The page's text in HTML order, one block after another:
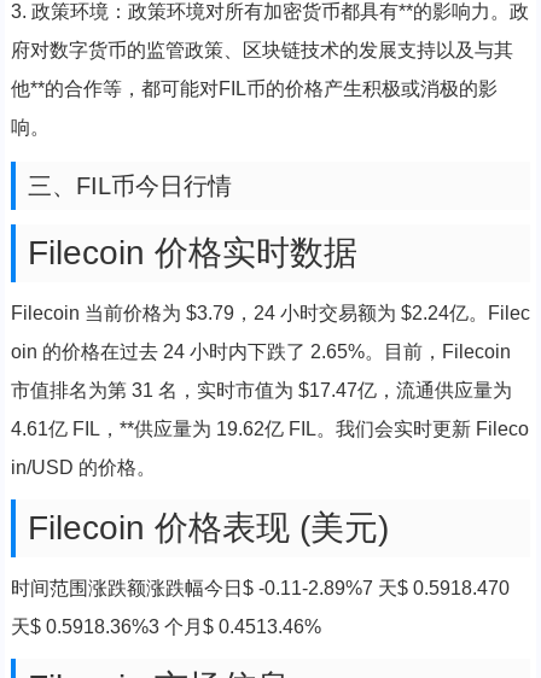
3. 政策环境：政策环境对所有加密货币都具有**的影响力。政
府对数字货币的监管政策、区块链技术的发展支持以及与其
他**的合作等，都可能对FIL币的价格产生积极或消极的影
响。
三、FIL币今日行情
Filecoin 价格实时数据
Filecoin 当前价格为 $3.79，24 小时交易额为 $2.24亿。Filec
oin 的价格在过去 24 小时内下跌了 2.65%。目前，Filecoin
市值排名为第 31 名，实时市值为 $17.47亿，流通供应量为
4.61亿 FIL，**供应量为 19.62亿 FIL。我们会实时更新 Fileco
in/USD 的价格。
Filecoin 价格表现 (美元)
时间范围涨跌额涨跌幅今日$ -0.11-2.89%7 天$ 0.5918.470
天$ 0.5918.36%3 个月$ 0.4513.46%